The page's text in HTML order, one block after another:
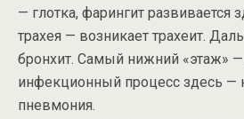
— глотка, фарингит развивается
трахея — возникает трахеит.
бронхит. Самый нижний «этаж» —
инфекционный процесс здесь —
пневмония.